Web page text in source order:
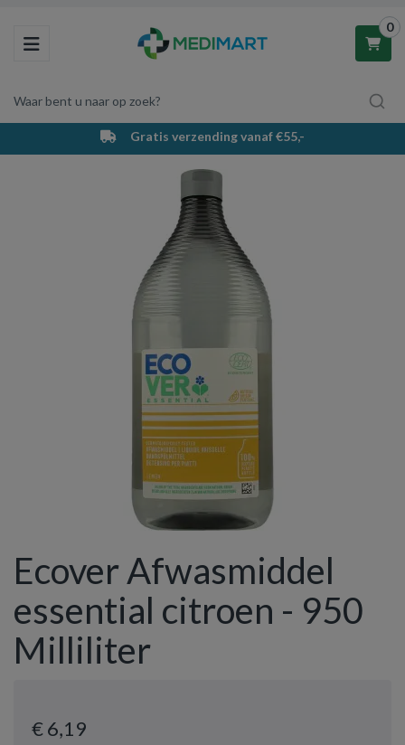
Toggle navigation
Waar bent u naar op zoek?
0
Winkelwagen
Uw winkelwagen is leeg.
Vul hem met producten.
Gratis verzending vanaf €55,-
Ecover Afwasmiddel
essential citroen - 950
Milliliter
€ 6,19